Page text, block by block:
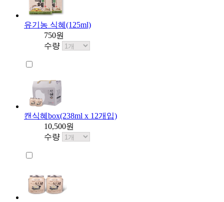
유기농 식혜(125ml)
750원
수량
캔식혜box(238ml x 12개입)
10,500원
수량